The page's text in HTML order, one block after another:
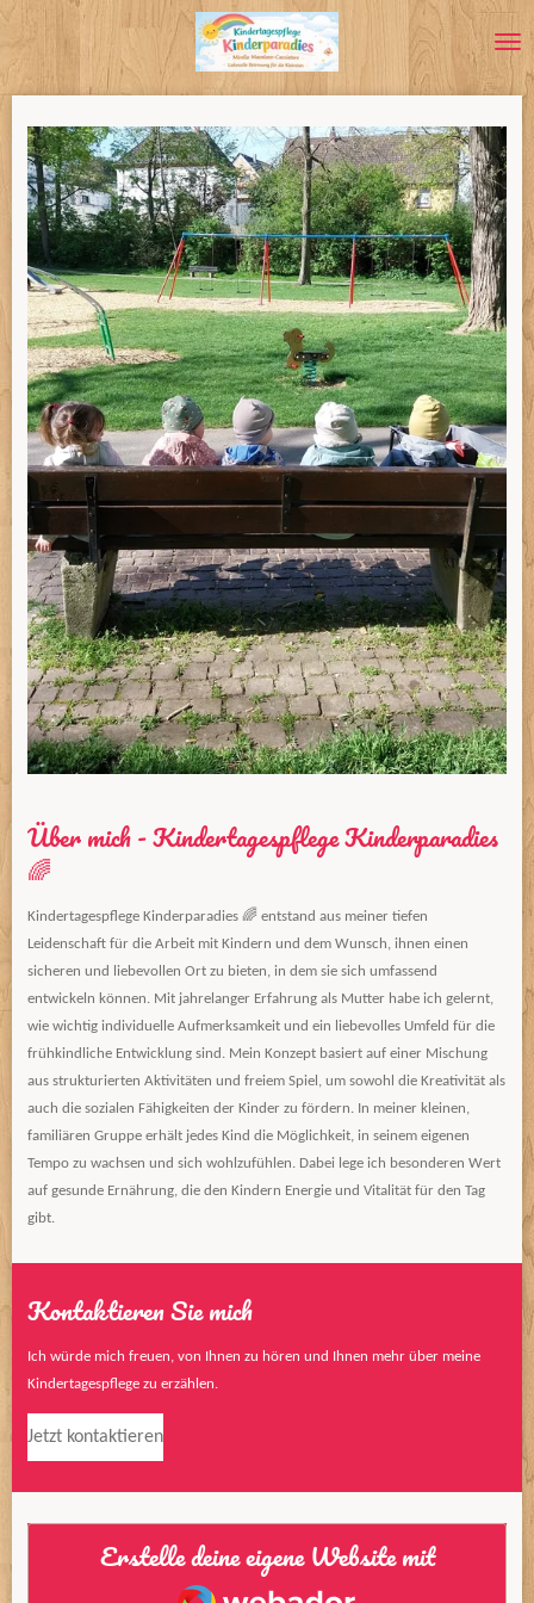
Hauptinhalt
Über mich - Kindertagespflege Kinderparadies
🌈
Kindertagespflege Kinderparadies 🌈 entstand aus meiner tiefen
Leidenschaft für die Arbeit mit Kindern und dem Wunsch, ihnen einen
sicheren und liebevollen Ort zu bieten, in dem sie sich umfassend
entwickeln können. Mit jahrelanger Erfahrung als Mutter habe ich gelernt,
wie wichtig individuelle Aufmerksamkeit und ein liebevolles Umfeld für die
frühkindliche Entwicklung sind. Mein Konzept basiert auf einer Mischung
aus strukturierten Aktivitäten und freiem Spiel, um sowohl die Kreativität als
auch die sozialen Fähigkeiten der Kinder zu fördern. In meiner kleinen,
familiären Gruppe erhält jedes Kind die Möglichkeit, in seinem eigenen
Tempo zu wachsen und sich wohlzufühlen. Dabei lege ich besonderen Wert
auf gesunde Ernährung, die den Kindern Energie und Vitalität für den Tag
gibt.
Kontaktieren Sie mich
Ich würde mich freuen, von Ihnen zu hören und Ihnen mehr über meine
Kindertagespflege zu erzählen.
Jetzt kontaktieren
Erstelle deine eigene Website mit
Webador